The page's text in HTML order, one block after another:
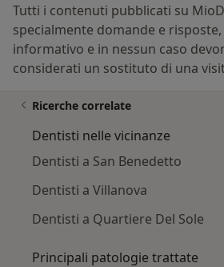
Tutti i contenuti pubblicati su
specialmente domande e
informativo e in nessun caso
considerati un sostituto di una
Ricerche correlate
Dentisti nelle vicinanze
Dentisti a San Benedetto
Dentisti a Villanova
Dentisti a Quartiere Del Sole
Principali patologie trattate